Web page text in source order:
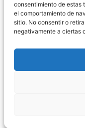
consentimiento de estas
el comportamiento de
sitio. No consentir o
negativamente a ciertas